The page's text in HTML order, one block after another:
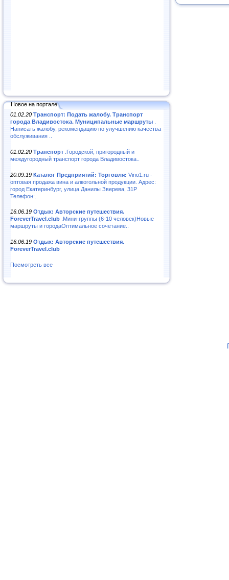
Новое на портале
01.02.20 Транспорт: Подать жалобу. Транспорт
города Владивостока. Муниципальные маршруты
Написать жалобу, рекомендацию по улучшению качества
обслуживания ..
01.02.20 Транспорт .Городской, пригородный и
междугородный транспорт города Владивостока..
20.09.19 Каталог Предприятий: Торговля: Vino1.ru -
оптовая продажа вина и алкогольной продукции. Адрес:
город Екатеринбург, улица Данилы Зверева, 31Р
Телефон:..
16.06.19 Отдых: Авторские путешествия.
ForeverTravel.club .Мини-группы (6-10 человек)Новые
маршруты и городаОптимальное сочетание..
16.06.19 Отдых: Авторские путешествия.
ForeverTravel.club
Посмотреть все